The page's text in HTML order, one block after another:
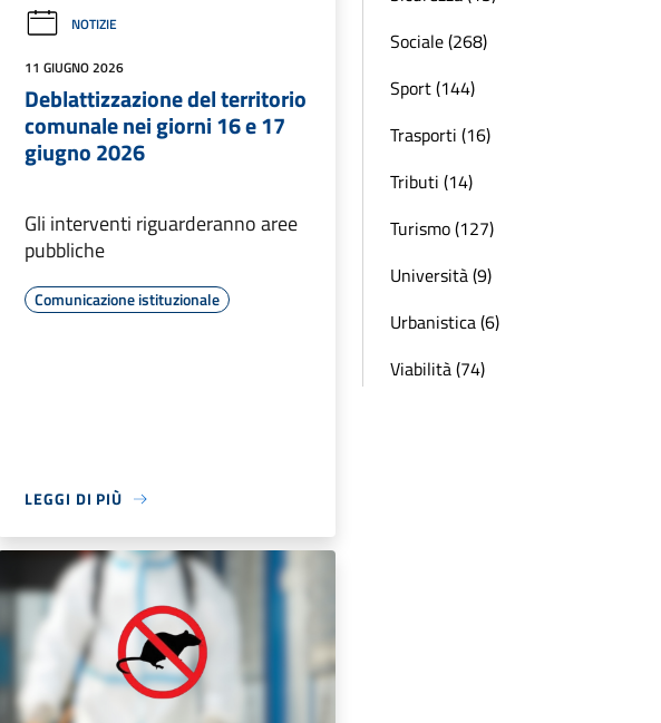
NOTIZIE
11 GIUGNO 2026
Deblattizzazione del territorio
comunale nei giorni 16 e 17
giugno 2026
Gli interventi riguarderanno aree
pubbliche
Comunicazione istituzionale
LEGGI DI PIÙ
Sociale (268)
Sport (144)
Trasporti (16)
Tributi (14)
Turismo (127)
Università (9)
Urbanistica (6)
Viabilità (74)